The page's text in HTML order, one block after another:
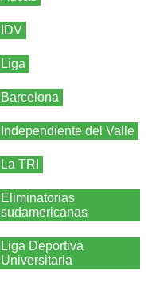
IDV
Liga
Barcelona
Independiente del Valle
La TRI
Eliminatorias
sudamericanas
Liga Deportiva
Universitaria